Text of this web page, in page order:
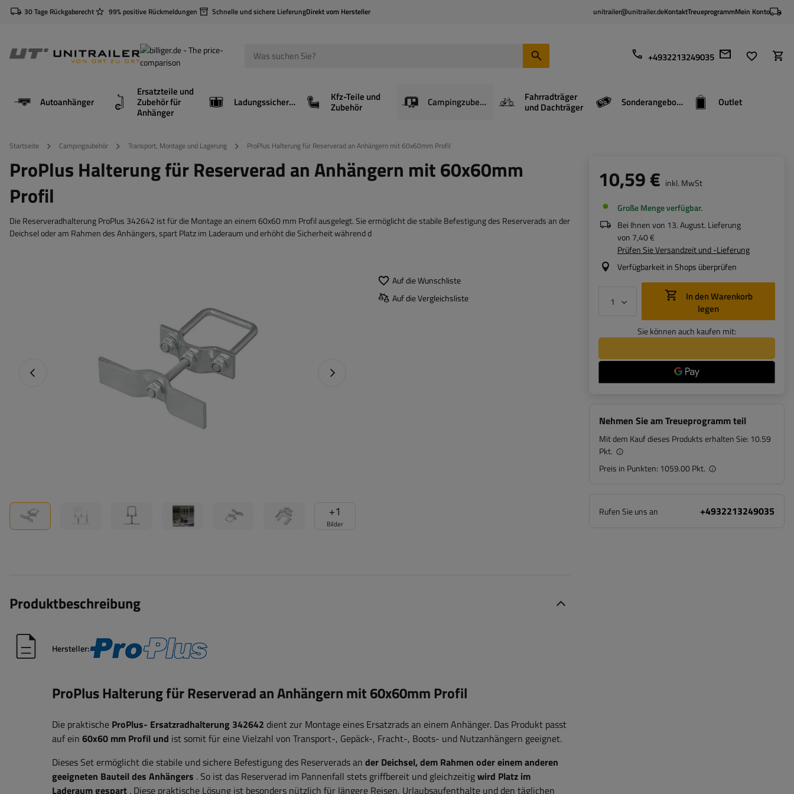
30 Tage Rückgaberecht 99% positive Rückmeldungen Schnelle und sichere LieferungDirekt vom Hersteller unitrailer@unitrailer.deKontaktTreueprogrammMein Konto
+4932213249035
Autoanhänger
Ersatzteile und
Zubehör für
Anhänger
Ladungssicherung Kfz-Teile und
Zubehör Campingzubehör Fahrradträger
und Dachträger Sonderangebote Outlet
Startseite Campingzubehör Transport, Montage und Lagerung ProPlus Halterung für Reserverad an Anhängern mit 60x60mm Profil
ProPlus Halterung für Reserverad an Anhängern mit 60x60mm
Profil
Die Reserveradhalterung ProPlus 342642 ist für die Montage an einem 60x60 mm Profil ausgelegt. Sie ermöglicht die stabile Befestigung des Reserverads an der
Deichsel oder am Rahmen des Anhängers, spart Platz im Laderaum und erhöht die Sicherheit während d
+1
Bilder
Vorheriges Foto Nächstes Foto
Auf die Wunschliste
Auf die Vergleichsliste
10,59 € inkl. MwSt
Große Menge verfügbar
Bei Ihnen von 13. August. Lieferung
von 7,40 €
Prüfen Sie Versandzeit und -Lieferung
Verfügbarkeit in Shops überprüfen
legen
Sie können auch kaufen mit:
Nehmen Sie am Treueprogramm teil
Mit dem Kauf dieses Produkts erhalten Sie: 10.59
Pkt.
Preis in Punkten: 1059.00 Pkt.
Rufen Sie uns an +4932213249035
Produktbeschreibung
Hersteller:
ProPlus Halterung für Reserverad an Anhängern mit 60x60mm Profil
Die praktische ProPlus- Ersatzradhalterung 342642 dient zur Montage eines Ersatzrads an einem Anhänger. Das Produkt passt
auf ein 60x60 mm Profil und ist somit für eine Vielzahl von Transport-, Gepäck-, Fracht-, Boots- und Nutzanhängern geeignet.
Dieses Set ermöglicht die stabile und sichere Befestigung des Reserverads an der Deichsel, dem Rahmen oder einem anderen
geeigneten Bauteil des Anhängers . So ist das Reserverad im Pannenfall stets griffbereit und gleichzeitigwird Platz im
Laderaum gespart . Diese praktische Lösung ist besonders nützlich für längere Reisen, Urlaubsaufenthalte und den täglichen